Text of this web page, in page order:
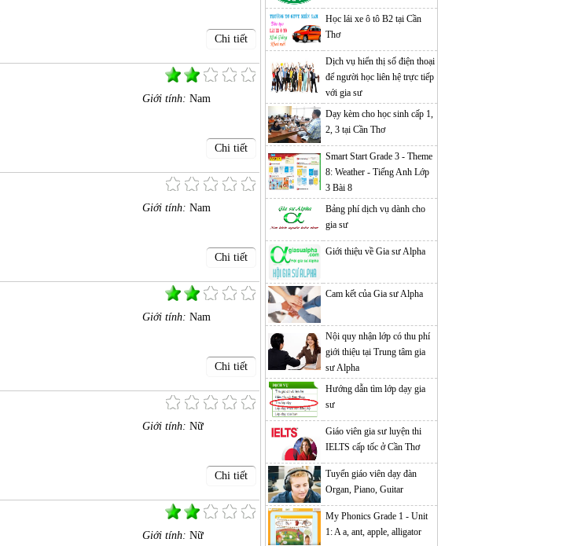
Chi tiết
Giới tính: Nam
Chi tiết
Giới tính: Nam
Chi tiết
Giới tính: Nam
Chi tiết
Giới tính: Nữ
Chi tiết
Giới tính: Nữ
Học lái xe ô tô B2 tại Cần
Thơ
Dịch vụ hiển thị số điện thoại
để người học liên hệ trực tiếp
với gia sư
Dạy kèm cho học sinh cấp 1,
2, 3 tại Cần Thơ
Smart Start Grade 3 - Theme
8: Weather - Tiếng Anh Lớp
3 Bài 8
Bảng phí dịch vụ dành cho
gia sư
Giới thiệu về Gia sư Alpha
Cam kết của Gia sư Alpha
Nội quy nhận lớp có thu phí
giới thiệu tại Trung tâm gia
sư Alpha
Hướng dẫn tìm lớp dạy gia
sư
Giáo viên gia sư luyện thi
IELTS cấp tốc ở Cần Thơ
Tuyển giáo viên dạy đàn
Organ, Piano, Guitar
My Phonics Grade 1 - Unit
1: A a, ant, apple, alligator